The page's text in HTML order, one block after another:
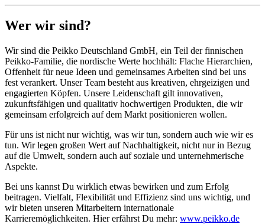
Wer wir sind?
Wir sind die Peikko Deutschland GmbH, ein Teil der finnischen
Peikko-Familie, die nordische Werte hochhält: Flache Hierarchien,
Offenheit für neue Ideen und gemeinsames Arbeiten sind bei uns
fest verankert. Unser Team besteht aus kreativen, ehrgeizigen und
engagierten Köpfen. Unsere Leidenschaft gilt innovativen,
zukunftsfähigen und qualitativ hochwertigen Produkten, die wir
gemeinsam erfolgreich auf dem Markt positionieren wollen.
Für uns ist nicht nur wichtig, was wir tun, sondern auch wie wir es
tun. Wir legen großen Wert auf Nachhaltigkeit, nicht nur in Bezug
auf die Umwelt, sondern auch auf soziale und unternehmerische
Aspekte.
Bei uns kannst Du wirklich etwas bewirken und zum Erfolg
beitragen. Vielfalt, Flexibilität und Effizienz sind uns wichtig, und
wir bieten unseren Mitarbeitern internationale
Karrieremöglichkeiten. Hier erfährst Du mehr: www.peikko.de